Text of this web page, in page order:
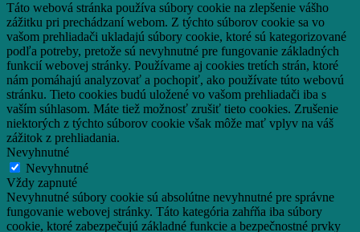
Táto webová stránka používa súbory cookie na zlepšenie vášho
zážitku pri prechádzaní webom. Z týchto súborov cookie sa vo
vašom prehliadači ukladajú súbory cookie, ktoré sú kategorizované
podľa potreby, pretože sú nevyhnutné pre fungovanie základných
funkcií webovej stránky. Používame aj cookies tretích strán, ktoré
nám pomáhajú analyzovať a pochopiť, ako používate túto webovú
stránku. Tieto cookies budú uložené vo vašom prehliadači iba s
vaším súhlasom. Máte tiež možnosť zrušiť tieto cookies. Zrušenie
niektorých z týchto súborov cookie však môže mať vplyv na váš
zážitok z prehliadania.
Nevyhnutné
Nevyhnutné
Vždy zapnuté
Nevyhnutné súbory cookie sú absolútne nevyhnutné pre správne
fungovanie webovej stránky. Táto kategória zahŕňa iba súbory
cookie, ktoré zabezpečujú základné funkcie a bezpečnostné prvky